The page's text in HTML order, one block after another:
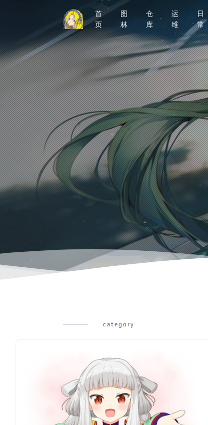
首
页
图
林
仓
库
运
维
日
常
category